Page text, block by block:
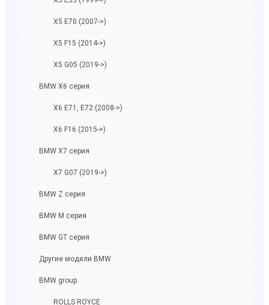
X5 E70 (2007->)
X5 F15 (2014->)
X5 G05 (2019->)
BMW X6 серия
X6 E71, E72 (2008->)
X6 F16 (2015->)
BMW X7 серия
X7 G07 (2019->)
BMW Z серия
BMW M серия
BMW GT серия
Другие модели BMW
BMW group.
ROLLS ROYCE